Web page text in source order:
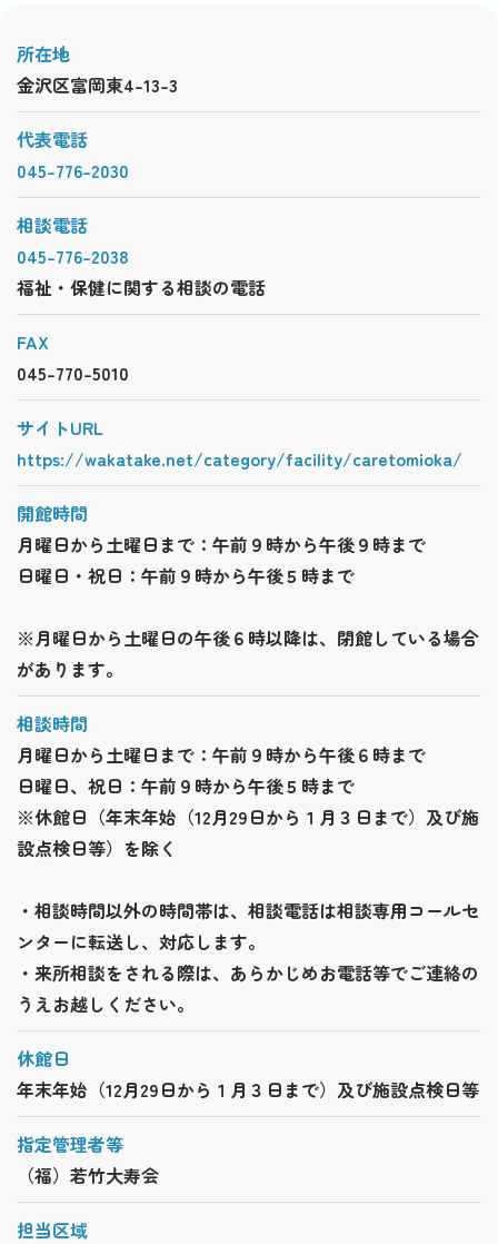
所在地
金沢区富岡東4-13-3
代表電話
045-776-2030
相談電話
045-776-2038
福祉・保健に関する相談の電話
FAX
045-770-5010
サイトURL
https://wakatake.net/category/facility/caretomioka/
開館時間
月曜日から土曜日まで：午前９時から午後９時まで
日曜日・祝日：午前９時から午後５時まで
※月曜日から土曜日の午後６時以降は、閉館している場合
があります。
相談時間
月曜日から土曜日まで：午前９時から午後６時まで
日曜日、祝日：午前９時から午後５時まで
※休館日（年末年始（12月29日から１月３日まで）及び施
設点検日等）を除く
・相談時間以外の時間帯は、相談電話は相談専用コールセ
ンターに転送し、対応します。
・来所相談をされる際は、あらかじめお電話等でご連絡の
うえお越しください。
休館日
年末年始（12月29日から１月３日まで）及び施設点検日等
指定管理者等
（福）若竹大寿会
担当区域